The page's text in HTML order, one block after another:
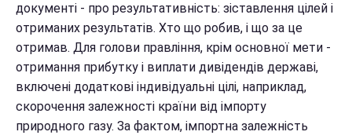
документі - про результативність: зіставлення цілей і
отриманих результатів. Хто що робив, і що за це
отримав. Для голови правління, крім основної мети -
отримання прибутку і виплати дивідендів державі,
включені додаткові індивідуальні цілі, наприклад,
скорочення залежності країни від імпорту
природного газу. За фактом, імпортна залежність